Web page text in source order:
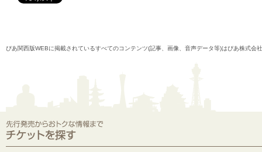
ぴあ関西版WEBに掲載されているすべてのコンテンツ(記事、画像、音声データ等)はぴあ株式会